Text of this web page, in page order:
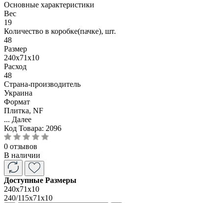
Основные характеристики
Вес
19
Количество в коробке(пачке), шт.
48
Размер
240x71x10
Расход
48
Страна-производитель
Украина
Формат
Плитка, NF
... Далее
Код Товара: 2096
0 отзывов
В наличии
Доступные Размеры
240x71x10
240/115x71x10